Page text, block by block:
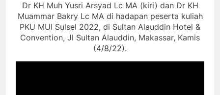
Dr KH Muh Yusri Arsyad Lc MA (kiri) dan Dr KH
Muammar Bakry Lc MA di hadapan peserta kuliah
PKU MUI Sulsel 2022, di Sultan Alauddin Hotel &
Convention, Jl Sultan Alauddin, Makassar, Kamis
(4/8/22).